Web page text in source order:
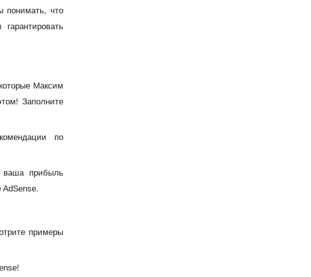
понимать, что
Максим
Заполните
по
ваша прибыль
AdSense.
примеры